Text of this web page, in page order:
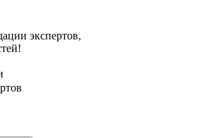
экспертов,